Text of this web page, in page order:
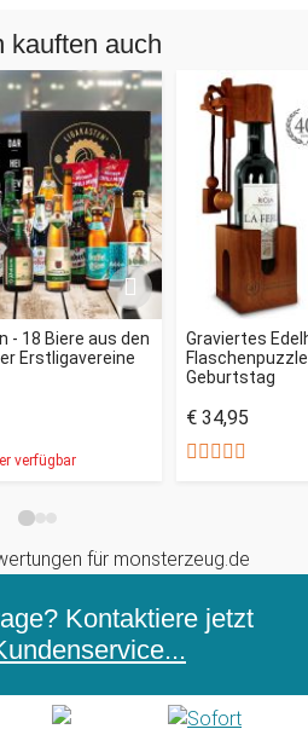
kauften auch
- 18 Biere aus den
Erstligavereine
verfügbar
Graviertes
Geburtstag
€ 34,95
Kontaktiere jetzt